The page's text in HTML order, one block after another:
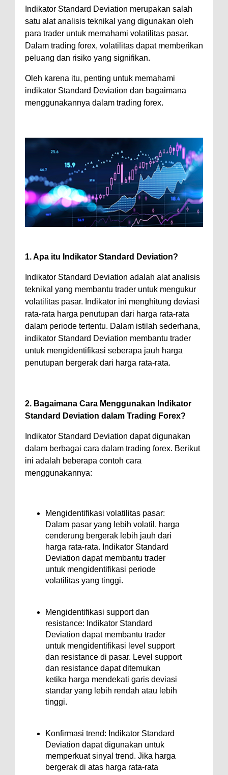
Indikator Standard Deviation merupakan salah
satu alat analisis teknikal yang digunakan oleh
para trader untuk memahami volatilitas pasar.
Dalam trading forex, volatilitas dapat memberikan
peluang dan risiko yang signifikan.
Oleh karena itu, penting untuk memahami
indikator Standard Deviation dan bagaimana
menggunakannya dalam trading forex.
1. Apa itu Indikator Standard Deviation?
Indikator Standard Deviation adalah alat analisis
teknikal yang membantu trader untuk mengukur
volatilitas pasar. Indikator ini menghitung deviasi
rata-rata harga penutupan dari harga rata-rata
dalam periode tertentu. Dalam istilah sederhana,
indikator Standard Deviation membantu trader
untuk mengidentifikasi seberapa jauh harga
penutupan bergerak dari harga rata-rata.
2. Bagaimana Cara Menggunakan Indikator
Standard Deviation dalam Trading Forex?
Indikator Standard Deviation dapat digunakan
dalam berbagai cara dalam trading forex. Berikut
ini adalah beberapa contoh cara
menggunakannya:
Mengidentifikasi volatilitas pasar:
Dalam pasar yang lebih volatil, harga
cenderung bergerak lebih jauh dari
harga rata-rata. Indikator Standard
Deviation dapat membantu trader
untuk mengidentifikasi periode
volatilitas yang tinggi.
Mengidentifikasi support dan
resistance: Indikator Standard
Deviation dapat membantu trader
untuk mengidentifikasi level support
dan resistance di pasar. Level support
dan resistance dapat ditemukan
ketika harga mendekati garis deviasi
standar yang lebih rendah atau lebih
tinggi.
Konfirmasi trend: Indikator Standard
Deviation dapat digunakan untuk
memperkuat sinyal trend. Jika harga
bergerak di atas harga rata-rata